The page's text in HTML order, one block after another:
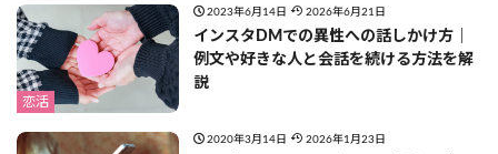
恋活
2023年6月14日 2026年6月21日
インスタDMでの異性への話しかけ方｜
例文や好きな人と会話を続ける方法を解
説
2020年3月14日 2026年1月23日